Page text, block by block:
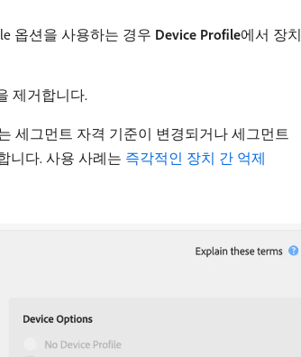
옵션을 사용하는 경우 Device Profile​에서 장치
제거합니다.
세그먼트 자격 기준이 변경되거나 세그먼트
니다. 사용 사례는 즉각적인 장치 간 억제